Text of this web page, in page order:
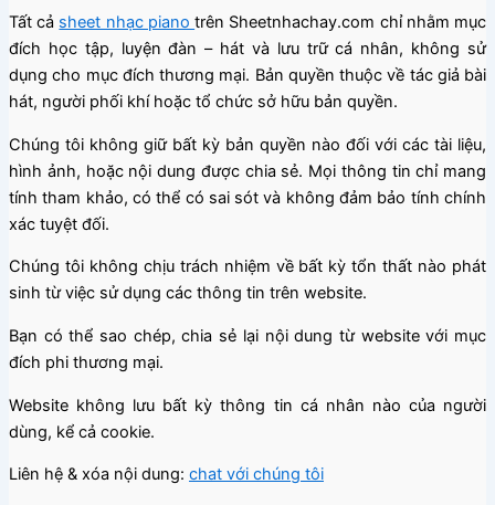
Tất cả sheet nhạc pianotrên Sheetnhachay.com chỉ nhằm mục
đích học tập, luyện đàn – hát và lưu trữ cá nhân, không sử
dụng cho mục đích thương mại. Bản quyền thuộc về tác giả bài
hát, người phối khí hoặc tổ chức sở hữu bản quyền.
Chúng tôi không giữ bất kỳ bản quyền nào đối với các tài liệu,
hình ảnh, hoặc nội dung được chia sẻ. Mọi thông tin chỉ mang
tính tham khảo, có thể có sai sót và không đảm bảo tính chính
xác tuyệt đối.
Chúng tôi không chịu trách nhiệm về bất kỳ tổn thất nào phát
sinh từ việc sử dụng các thông tin trên website.
Bạn có thể sao chép, chia sẻ lại nội dung từ website với mục
đích phi thương mại.
Website không lưu bất kỳ thông tin cá nhân nào của người
dùng, kể cả cookie.
Liên hệ & xóa nội dung: chat với chúng tôi